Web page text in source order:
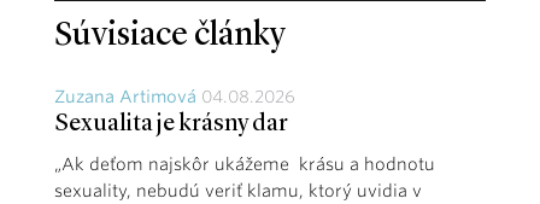
Súvisiace články
Zuzana Artimová 04.08.2026
Sexualita je krásny dar
„Ak deťom najskôr ukážeme krásu a hodnotu
sexuality, nebudú veriť klamu, ktorý uvidia v